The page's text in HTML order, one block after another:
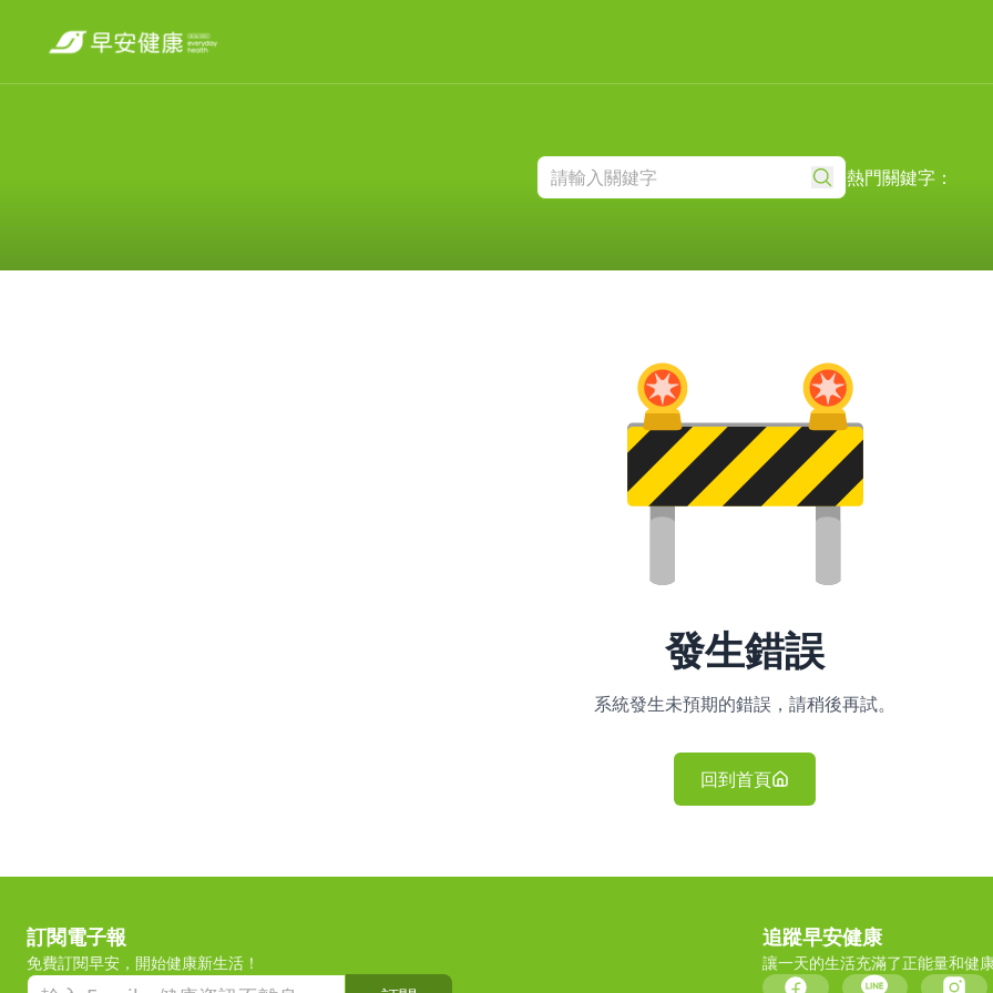
熱門關鍵字：
發生錯誤
系統發生未預期的錯誤，請稍後再試。
回到首頁
訂閱電子報
免費訂閱早安，開始健康新生活！
追蹤早安健康
讓一天的生活充滿了正能量和健